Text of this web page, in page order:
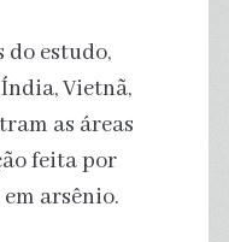
do estudo,
Vietnã,
as áreas
feita por
arsênio.